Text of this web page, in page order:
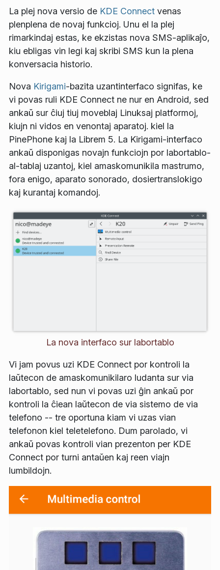
La plej nova versio de KDE Connect venas
plenplena de novaj funkcioj. Unu el la plej
rimarkindaj estas, ke ekzistas nova SMS-aplikaĵo,
kiu ebligas vin legi kaj skribi SMS kun la plena
konversacia historio.
Nova Kirigami-bazita uzantinterfaco signifas, ke
vi povas ruli KDE Connect ne nur en Android, sed
ankaŭ sur ĉiuj tiuj moveblaj Linuksaj platformoj,
kiujn ni vidos en venontaj aparatoj. kiel la
PinePhone kaj la Librem 5. La Kirigami-interfaco
ankaŭ disponigas novajn funkciojn por labortablo-
al-tablaj uzantoj, kiel amaskomunikila mastrumo,
fora enigo, aparato sonorado, dosiertranslokigo
kaj kurantaj komandoj.
La nova interfaco sur labortablo
Vi jam povus uzi KDE Connect por kontroli la
laŭtecon de amaskomunikilaro ludanta sur via
labortablo, sed nun vi povas uzi ĝin ankaŭ por
kontroli la ĉiean laŭtecon de via sistemo de via
telefono -- tre oportuna kiam vi uzas vian
telefonon kiel teletelefono. Dum parolado, vi
ankaŭ povas kontroli vian prezenton per KDE
Connect por turni antaŭen kaj reen viajn
lumbildojn.